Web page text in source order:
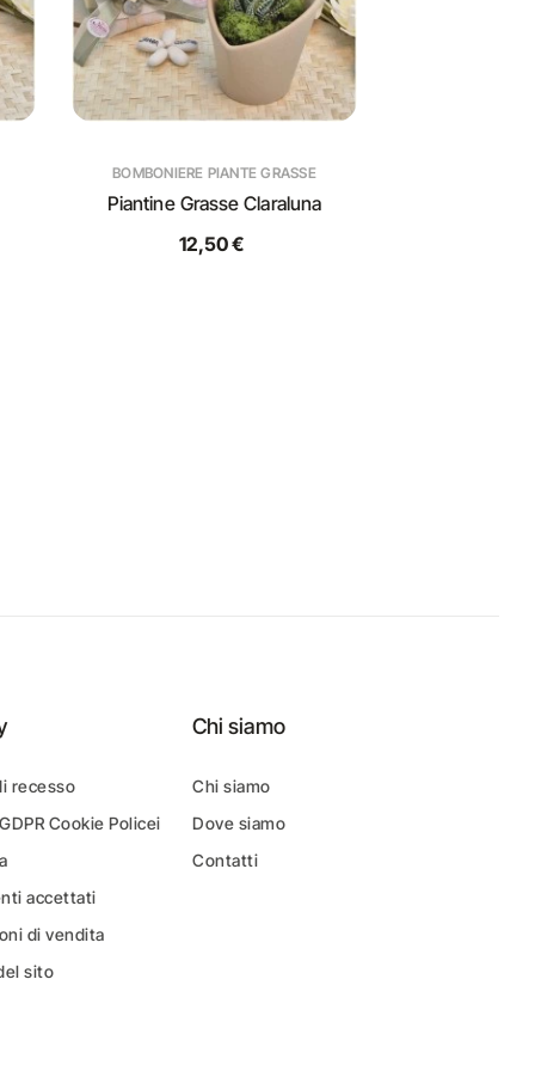
BOMBONIERE PIANTE GRASSE
Piantine Grasse Claraluna
12,50 €
recesso
Cookie Policei
accettati
di vendita
sito
Chi siamo
Chi siamo
Dove siamo
Contatti